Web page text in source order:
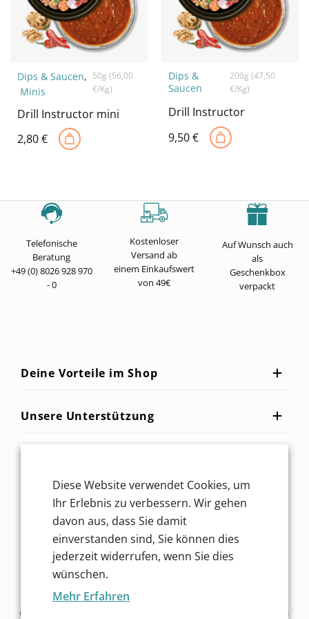
Dips & Saucen,
Minis
50g (56,00
€/Kg)
Drill Instructor mini
2,80€
Dips &
Saucen
200g (47,50
€/Kg)
Drill Instructor
9,50€
Telefonische
Beratung
+49 (0) 8026 928 970
- 0
Kostenloser
Versand ab
einem Einkaufswert
von 49€
Auf Wunsch auch
als
Geschenkbox
verpackt
Deine Vorteile im Shop
Unsere Unterstützung
Finde mehr Inspiration!
Copyright © 2026 Essendorfer Genussschmelzerei GmbH -
Diese Website verwendet Cookies, um
Ihr Erlebnis zu verbessern. Wir gehen
davon aus, dass Sie damit
einverstanden sind, Sie können dies
jederzeit widerrufen, wenn Sie dies
wünschen.
Mehr Erfahren